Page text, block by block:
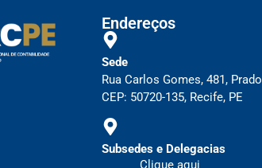
Endereços
Sede
Rua Carlos Gomes, 481, Prado
CEP: 50720-135, Recife, PE
Subsedes e Delegacias
Clique aqui